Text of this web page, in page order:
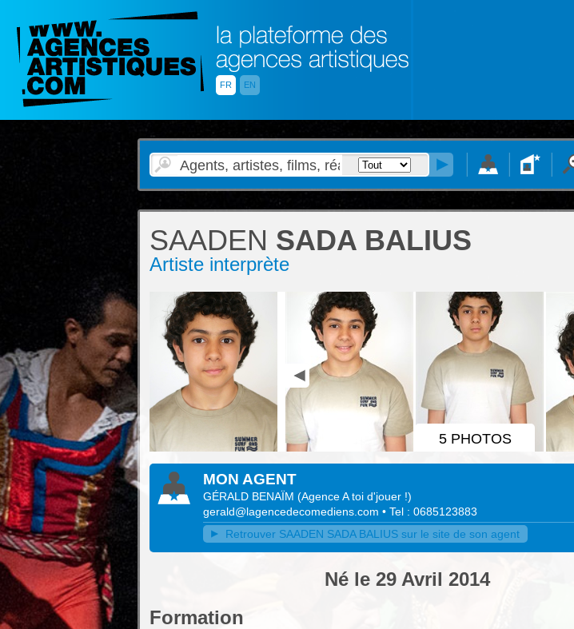
FR EN
SAADEN SADA BALIUS
Artiste interprète
5 PHOTOS
MON AGENT
GÉRALD BENAÏM (Agence A toi d'jouer !)
gerald@lagencedecomediens.com • Tel : 0685123883
Retrouver SAADEN SADA BALIUS sur le site de son agent
Né le 29 Avril 2014
Formation